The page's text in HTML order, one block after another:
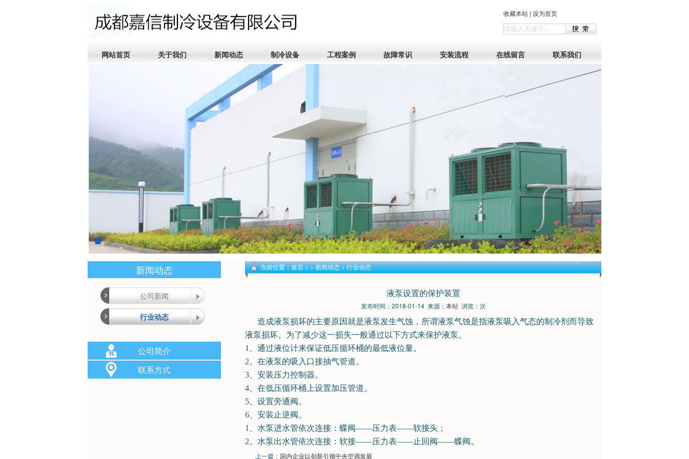
收藏本站 | 设为首页
网站首页 关于我们 新闻动态 制冷设备 工程案例 故障常识 安装流程 在线留言 联系我们
新闻动态
公司新闻
行业动态
公司简介
联系方式
当前位置：首页> >新闻动态>行业动态
液泵设置的保护装置
发布时间：2018-01-14 来源： 本站浏览： 次
造成液泵损坏的主要原因就是液泵发生气蚀，所谓液泵气蚀是指液泵吸入气态的制冷剂而导致
液泵损坏。为了减少这一损失一般通过以下方式来保护液泵。
1、通过液位计来保证低压循环桶的最低液位量。
2、在液泵的吸入口接抽气管道。
3、安装压力控制器。
4、在低压循环桶上设置加压管道。
5、设置旁通阀。
6、安装止逆阀。
1、水泵进水管依次连接：蝶阀——压力表——软接头；
2、水泵出水管依次连接：软接——压力表——止回阀——蝶阀。
上一篇： 国内企业以创新引领中央空调发展